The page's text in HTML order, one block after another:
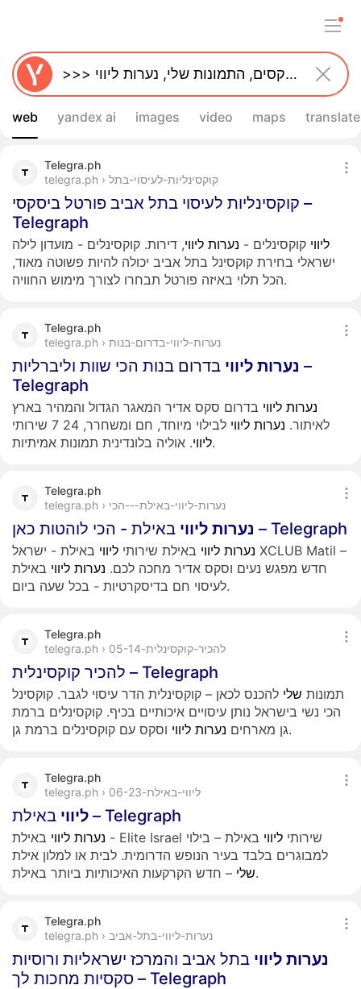
web yandex ai images video maps translate
Telegra.ph
telegra.ph › קוקסינליות-לעיסוי-בתל
קוקסינליות לעיסוי בתל אביב פורטל ביסקסי –
Telegraph
ליווי קוקסינלים - נערות ליווי, דירות. קוקסינלים - מועדון לילה
ישראלי בחירת קוקסינל בתל אביב יכולה להיות פשוטה מאוד,
הכל תלוי באיזה פורטל תבחרו לצורך מימוש החוויה.
Telegra.ph
telegra.ph › נערות-ליווי-בדרום-בנות
נערות ליווי בדרום בנות הכי שוות וליברליות –
Telegraph
נערות ליווי בדרום סקס אדיר המאגר הגדול והמהיר בארץ
לאיתור. נערות ליווי לבילוי מיוחד, חם ומשחרר, 24 7 שירותי
ליווי. אוליה בלונדינית תמונות אמיתיות.
Telegra.ph
telegra.ph › נערות-ליווי-באילת---הכי
נערות ליווי באילת - הכי לוהטות כאן – Telegraph
נערות ליווי באילת שירותי ליווי באילת - ישראל XCLUB Matil –
חדש מפגש נעים וסקס אדיר מחכה לכם. נערות ליווי באילת
לעיסוי חם בדיסקרטיות - בכל שעה ביום.
Telegra.ph
telegra.ph › להכיר-קוקסינלית-05-14
להכיר קוקסינלית – Telegraph
תמונות שלי להכנס לכאן – קוקסינלית הדר עיסוי לגבר. קוקסינל
הכי נשי בישראל נותן עיסויים איכותיים בכיף. קוקסינלים ברמת
גן מארחים נערות ליווי וסקס עם קוקסינלים ברמת גן.
Telegra.ph
telegra.ph › ליווי-באילת-06-23
ליווי באילת – Telegraph
נערות ליווי באילת - Elite Israel שירותי ליווי באילת – בילוי
למבוגרים בלבד בעיר הנופש הדרומית. לבית או למלון אילת
שלי– חדש הקרקעות האיכותיות ביותר באילת.
Telegra.ph
telegra.ph › נערות-ליווי-בתל-אביב
נערות ליווי בתל אביב והמרכז ישראליות ורוסיות
סקסיות מחכות לך – Telegraph